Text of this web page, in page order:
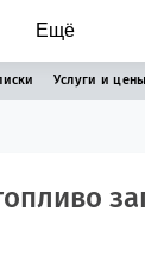
Ещё
Услуги и цены